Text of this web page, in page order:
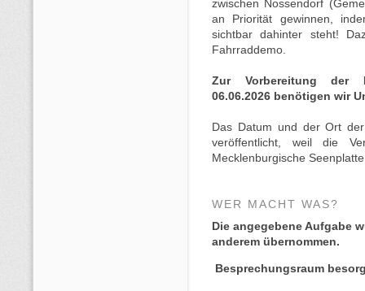
zwischen Nossendorf
an Priorität gewinnen,
sichtbar dahinter steht!
Fahrraddemo.
Zur Vorbereitung der
06.06.2026 benötigen wir
Das Datum und der Ort
veröffentlicht, weil die
Mecklenburgische
WER MACHT WAS?
Die angegebene Aufgabe
anderem übernommen.
Besprechungsraum